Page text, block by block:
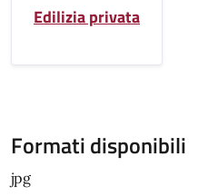
Edilizia privata
Formati disponibili
jpg